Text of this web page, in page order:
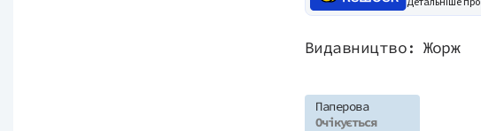
Видавництво: Жорж
Паперова
Очікується